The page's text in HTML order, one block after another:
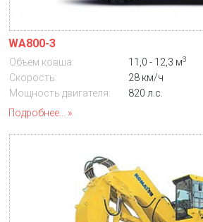
WA800-3
Объем ковша: 11,0 - 12,3 м3
Скорость:
28 км/ч
Мощность двигателя:
820 л.с.
Подробнее...